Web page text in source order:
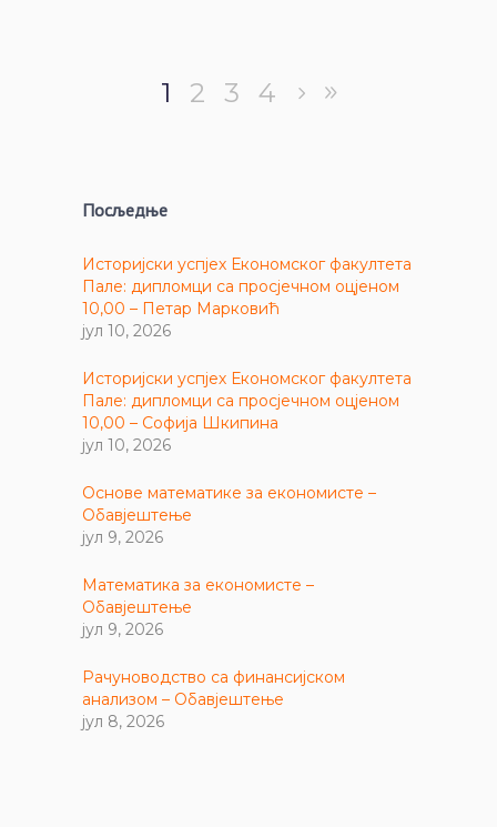
1 2 3 4
Посљедње
Историјски успјех Економског факултета
Пале: дипломци са просјечном оцјеном
10,00 – Петар Марковић
јул 10, 2026
Историјски успјех Економског факултета
Пале: дипломци са просјечном оцјеном
10,00 – Софија Шкипина
јул 10, 2026
Основе математике за економисте –
Обавјештење
јул 9, 2026
Математика за економисте –
Обавјештење
јул 9, 2026
Рачуноводство са финансијском
анализом – Обавјештење
јул 8, 2026